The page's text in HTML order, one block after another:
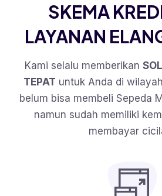
SKEMA
LAYANAN
Kami selalu memberikan
TEPAT untuk Anda di
belum bisa membeli Sepeda
namun sudah memiliki
membayar